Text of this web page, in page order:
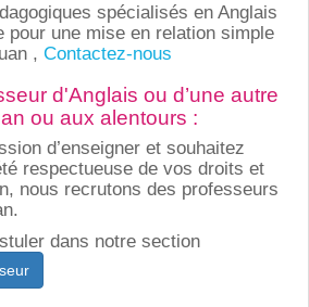
spécialisés en Anglais
pour une mise en relation simple
, Contactez-nous
d'Anglais ou d’une autre
ou aux alentours :
d’enseigner et souhaitez
respectueuse de vos droits et
nous recrutons des professeurs
dans notre section